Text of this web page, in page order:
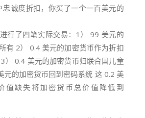
忠诚度折扣，你买了一个一百美元的
行了四笔实际交易： 1） 99 美元的
有 2） 0.4 美元的加密货币作为折扣
3） 0.4 美元的加密货币归联合国儿童
元的加密货币回到密码系统 这 0.2 美
值缺失将加密货币总价值降低到